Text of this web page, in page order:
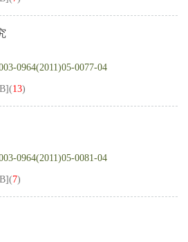
0964(2011)05-0077-04
](13)
0964(2011)05-0081-04
](7)